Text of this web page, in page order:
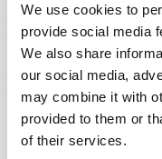
We use cookies to
provide social media
We also share
our social media,
may combine it with
provided to them or
of their services.
Obrigado pela
De Amanhã,
Se você ainda
residente dos
mostrar um
ministério por
departamento de